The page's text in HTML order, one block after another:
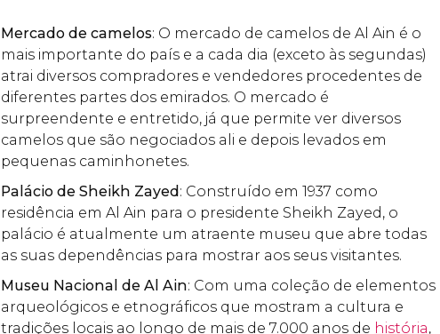
Mercado de camelos: O mercado de camelos de Al Ain é o
mais importante do país e a cada dia (exceto às segundas)
atrai diversos compradores e vendedores procedentes de
diferentes partes dos emirados. O mercado é
surpreendente e entretido, já que permite ver diversos
camelos que são negociados ali e depois levados em
pequenas caminhonetes.
Palácio de Sheikh Zayed: Construído em 1937 como
residência em Al Ain para o presidente Sheikh Zayed, o
palácio é atualmente um atraente museu que abre todas
as suas dependências para mostrar aos seus visitantes.
Museu Nacional de Al Ain: Com uma coleção de elementos
arqueológicos e etnográficos que mostram a cultura e
tradições locais ao longo de mais de 7.000 anos de história,